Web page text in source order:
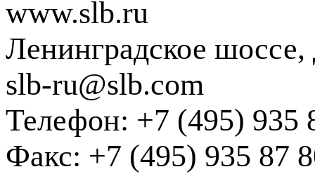
www.slb.ru
Ленинградское
slb-ru@slb.com
Телефон: +7 (495) 935
Факс: +7 (495) 935 87